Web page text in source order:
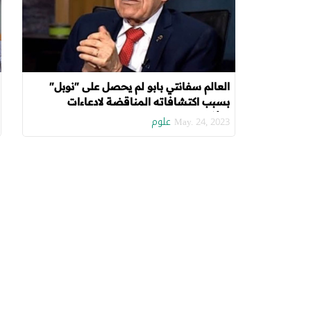
العالم سفانتي بابو لم يحصل على "نوبل"
بسبب اكتشافاته المناقضة لادعاءات
"الأفروسنتريك"
May. 24, 2023 علوم